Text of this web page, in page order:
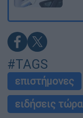
#TAGS
επιστήμονες
ειδήσεις τώρα